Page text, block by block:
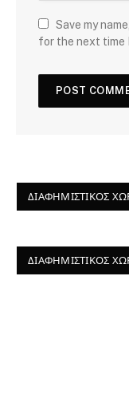
Save my
for the next time
ΔΙΑΦΗΜΙΣΤΙΚΌΣ
ΔΙΑΦΗΜΙΣΤΙΚΌΣ